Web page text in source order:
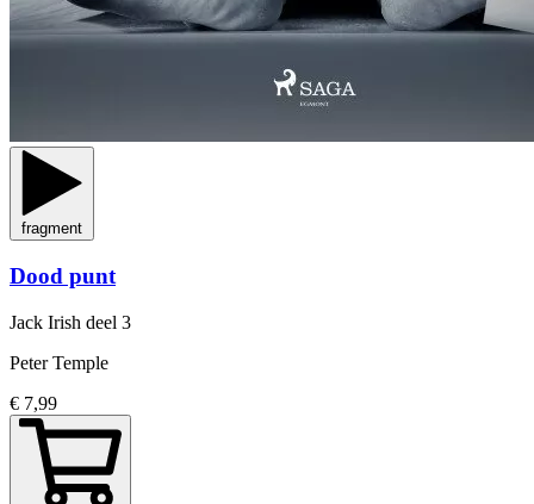
fragment
Dood punt
Jack Irish deel 3
Peter Temple
€ 7,99